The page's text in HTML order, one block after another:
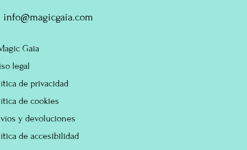
info@magicgaia.com
Gaia
legal
de privacidad
de cookies
y devoluciones
de accesibilidad